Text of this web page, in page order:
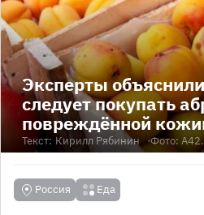
Эксперты
следует покупать
повреждённой
Текст: Кирилл Рябинин Фото:
Россия Еда